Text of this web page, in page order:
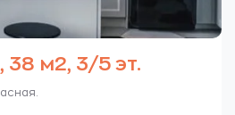
38 м2, 3/5 эт.